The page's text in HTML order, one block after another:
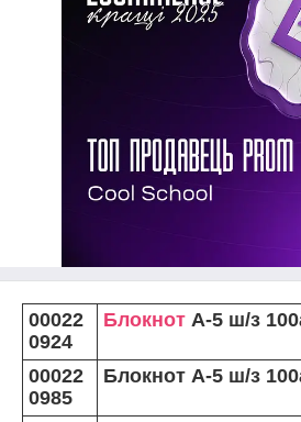
00022
0924
Блокнот А-5 ш/з
00022
0985
Блокнот А-5 ш/з